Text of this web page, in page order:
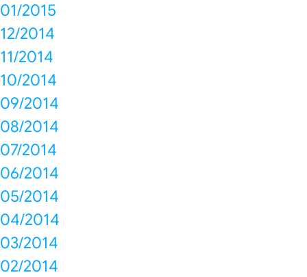
01/2015
12/2014
11/2014
10/2014
09/2014
08/2014
07/2014
06/2014
05/2014
04/2014
03/2014
02/2014